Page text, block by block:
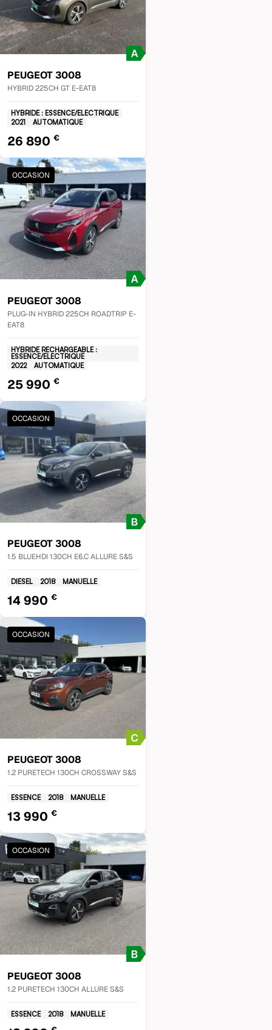
PEUGEOT3008
HYBRID 225CH GT E-EAT8
HYBRIDE : ESSENCE/ELECTRIQUE
2021
AUTOMATIQUE
26 890 €
OCCASION
PEUGEOT3008
PLUG-IN HYBRID 225CH ROADTRIP E-
EAT8
HYBRIDE RECHARGEABLE :
ESSENCE/ELECTRIQUE
2022
AUTOMATIQUE
25 990 €
OCCASION
PEUGEOT3008
1.5 BLUEHDI 130CH E6.C ALLURE S&S
DIESEL 2018 MANUELLE
14 990 €
OCCASION
PEUGEOT3008
1.2 PURETECH 130CH CROSSWAY S&S
ESSENCE 2018 MANUELLE
13 990 €
OCCASION
PEUGEOT3008
1.2 PURETECH 130CH ALLURE S&S
ESSENCE 2018 MANUELLE